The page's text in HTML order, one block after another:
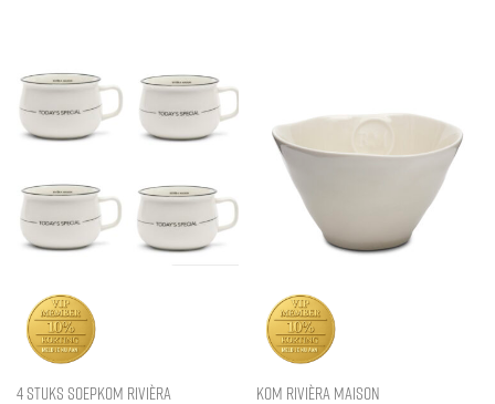
4 stuks Soepkom Rivièra
Kom Rivièra Maison